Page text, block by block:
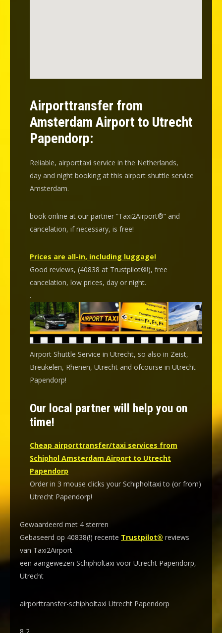
Airporttransfer from
Amsterdam Airport to Utrecht
Papendorp:
Reliable, airporttaxi service in the Netherlands,
day and night booking at this airport shuttle service
Amsterdam.
book online at our partner “Taxi2Airport®” and
cancelation, if necessary, is free!
Prices are all-in, including luggage!
Good reviews, (40838 at Trustpilot®!), free
cancelation, low prices, day or night.
.
Airport Shuttle Service in Utrecht, so also in Zeist,
Breukelen, Rhenen, Utrecht and ofcourse in Utrecht
Papendorp!
Our local partner will help you on
time!
Cheap airporttransfer/taxi services from
Schiphol Amsterdam Airport to Utrecht
Papendorp
Order in 3 mouse clicks your Schipholtaxi to (or from)
Utrecht Papendorp!
Gewaardeerd met 4 sterren
Gebaseerd op 40838(!) recente Trustpilot® reviews
van Taxi2Airport
een aangewezen Schipholtaxi voor Utrecht Papendorp,
Utrecht
airporttransfer-schipholtaxi Utrecht Papendorp